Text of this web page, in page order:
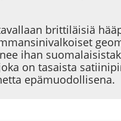
brittiläisiä
ihan
on tasaista
epämuodollisena.